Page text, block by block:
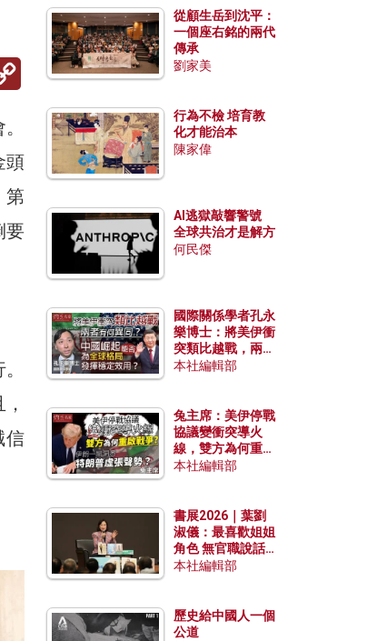
Copy
Link
頭
第
要
信
從顧生岳到沈平：
一個座右銘的兩代
傳承
劉家美
行為不檢 培育教
化才能治本
陳家偉
AI逃獄敲響警號
全球共治才是解方
何民傑
國際關係學者孔永
樂博士：將美伊衝
突類比越戰，兩者
有何異同？中國崛
本社編輯部
兔主席：美伊停戰
協議變衝突導火
線，雙方為何重啟
戰爭？伊朗一早洞
本社編輯部
書展2026｜葉劉
淑儀：最喜歡姐姐
角色 無官職說話
包袱少
本社編輯部
歷史給中國人一個
公道